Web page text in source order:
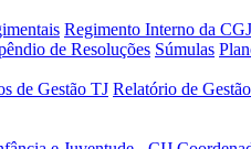
Regimento Interno da CGJ
de Resoluções Súmulas
de Gestão TJ Relatório de